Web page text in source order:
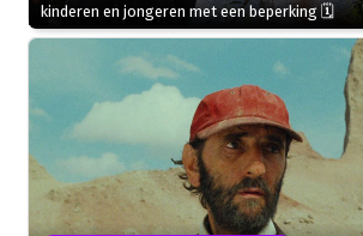
kinderen en jongeren met een beperking 🗓